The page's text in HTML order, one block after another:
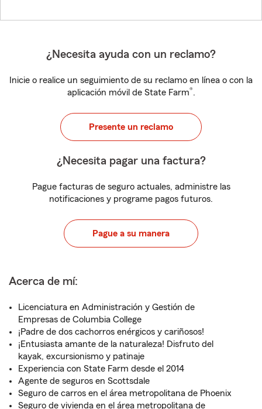
¿Necesita ayuda con un reclamo?
Inicie o realice un seguimiento de su reclamo en línea o con la
aplicación móvil de State Farm®.
Presente un reclamo
¿Necesita pagar una factura?
Pague facturas de seguro actuales, administre las
notificaciones y programe pagos futuros.
Pague a su manera
Acerca de mí:
Licenciatura en Administración y Gestión de
Empresas de Columbia College
¡Padre de dos cachorros enérgicos y cariñosos!
¡Entusiasta amante de la naturaleza! Disfruto del
kayak, excursionismo y patinaje
Experiencia con State Farm desde el 2014
Agente de seguros en Scottsdale
Seguro de carros en el área metropolitana de Phoenix
Seguro de vivienda en el área metropolitana de